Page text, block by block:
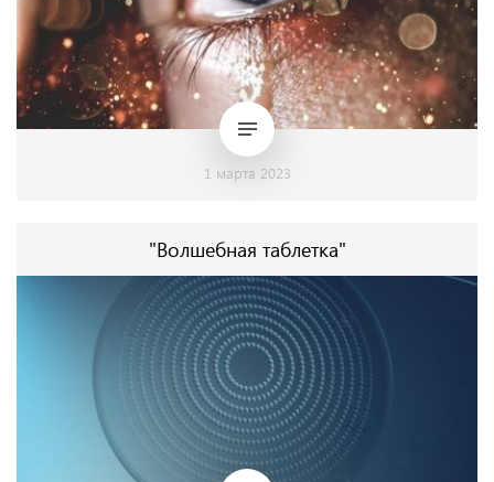
1 марта 2023
"Волшебная таблетка"